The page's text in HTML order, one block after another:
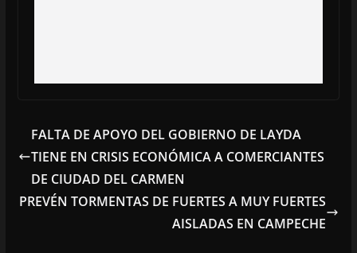
FALTA DE APOYO DEL GOBIERNO DE LAYDA
TIENE EN CRISIS ECONÓMICA A COMERCIANTES
DE CIUDAD DEL CARMEN
PREVÉN TORMENTAS DE FUERTES A MUY FUERTES
AISLADAS EN CAMPECHE